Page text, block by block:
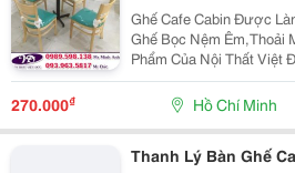
Ghế Cafe Cabin Được
Ghế Bọc Nệm Êm,Thoải
Phẩm Của Nội Thất Việt Đức Đến Tận Xưởng
Hàng Và Hưởng Nhiều Ưu Đãi Hotline:
270.000₫ Hồ Chí Minh
Thanh Lý Bàn Ghế